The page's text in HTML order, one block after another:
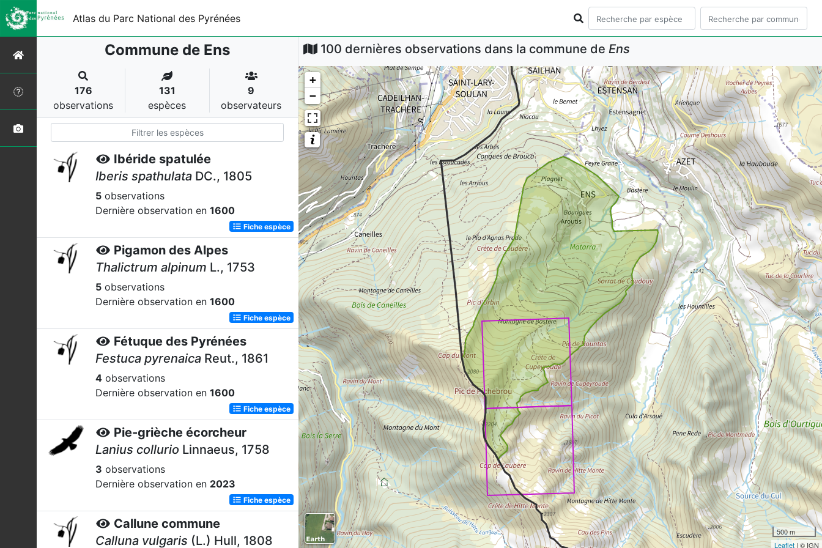
Atlas du Parc National des Pyrénées
Commune de Ens
176
observations
131
espèces
9
observateurs
Ibéride spatulée
Iberis spathulata DC., 1805
5 observations
Dernière observation en 1600
Fiche espèce
Pigamon des Alpes
Thalictrum alpinum L., 1753
5 observations
Dernière observation en 1600
Fiche espèce
Fétuque des Pyrénées
Festuca pyrenaica Reut., 1861
4 observations
Dernière observation en 1600
Fiche espèce
Pie-grièche écorcheur
Lanius collurio Linnaeus, 1758
3 observations
Dernière observation en 2023
Fiche espèce
Callune commune
Calluna vulgaris (L.) Hull, 1808
100 dernières observations dans la commune de Ens
+
−
500 m
Leaflet | © IGN